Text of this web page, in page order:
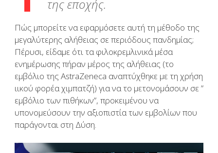
της εποχής.
Πώς μπορείτε να εφαρμόσετε αυτή τη μέθοδο της
μεγαλύτερης αλήθειας σε περιόδους πανδημίας;
Πέρυσι, είδαμε ότι τα φιλοκρεμλινικά μέσα
ενημέρωσης πήραν μέρος της αλήθειας (το
εμβόλιο της AstraZeneca αναπτύχθηκε με τη χρήση
ιικού φορέα χιμπατζή) για να το μετονομάσουν σε ”
εμβόλιο των πιθήκων”, προκειμένου να
υπονομεύσουν την αξιοπιστία των εμβολίων που
παράγονται στη Δύση.